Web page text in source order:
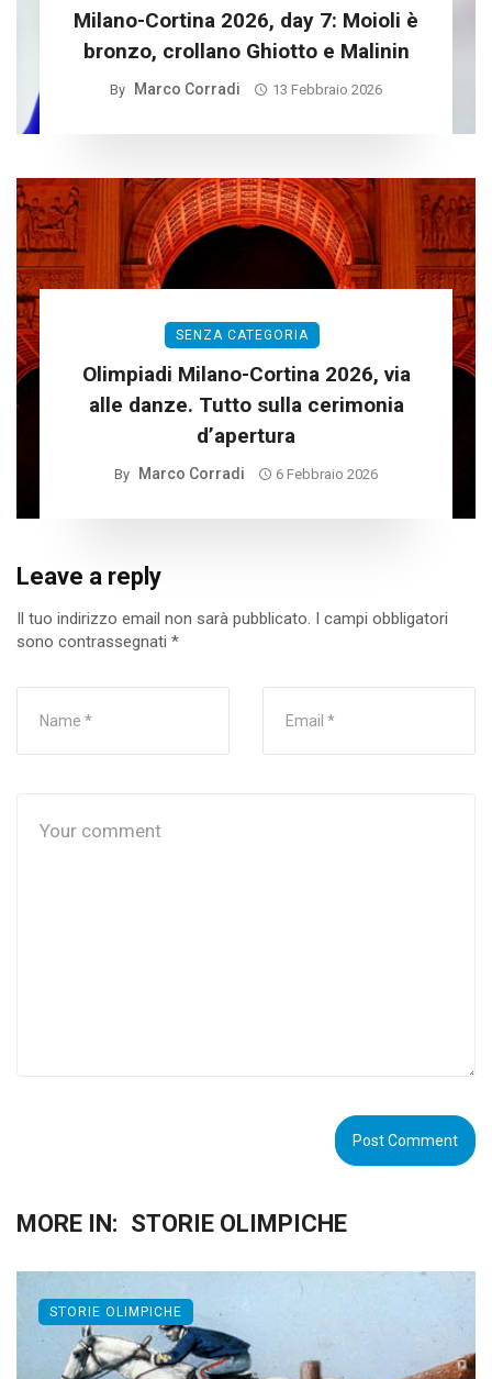
Milano-Cortina 2026, day 7: Moioli è
bronzo, crollano Ghiotto e Malinin
By Marco Corradi 13 Febbraio 2026
SENZA CATEGORIA
Olimpiadi Milano-Cortina 2026, via
alle danze. Tutto sulla cerimonia
d’apertura
By Marco Corradi 6 Febbraio 2026
Leave a reply
Il tuo indirizzo email non sarà pubblicato. I campi obbligatori
sono contrassegnati *
MORE IN: STORIE OLIMPICHE
STORIE OLIMPICHE